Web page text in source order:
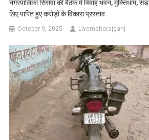
नगरपालिका सिसवा की बैठक में विवाह भवन, मुक्तिधाम,
लिए पारित हुए करोड़ों के विकास प्रस्ताव
October 9, 2025 Livemaharajganj